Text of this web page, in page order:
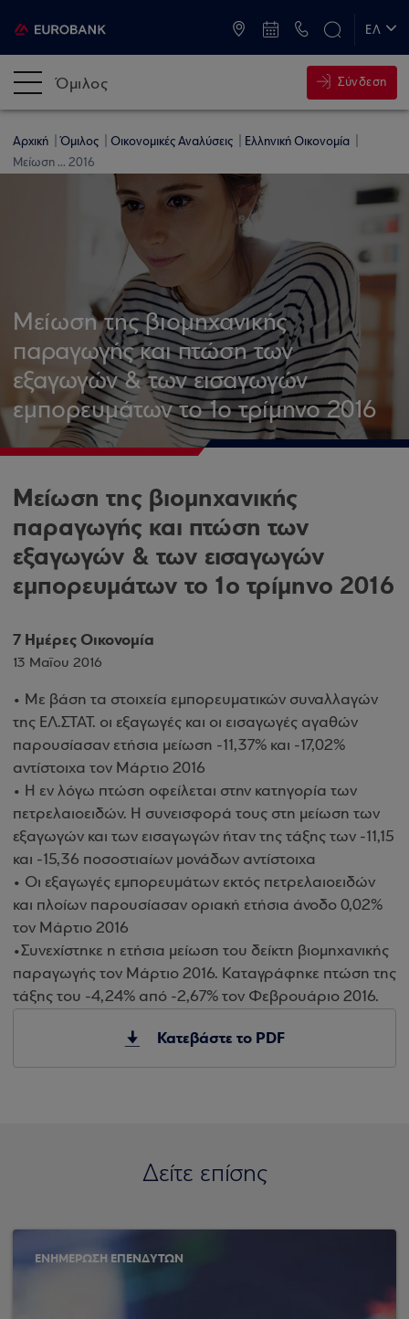
ΕΛ
Όμιλος Σύνδεση
Αρχική Όμιλος Οικονομικές Αναλύσεις
Ελληνική Οικονομία
Μείωση ... 2016
Μείωση της βιομηχανικής
παραγωγής και πτώση των
εξαγωγών & των εισαγωγών
εμπορευμάτων το 1ο τρίμηνο 2016
Μείωση της βιομηχανικής
παραγωγής και πτώση των
εξαγωγών & των εισαγωγών
εμπορευμάτων το 1ο τρίμηνο 2016
7 Ημέρες Οικονομία
13 Μαΐου 2016
• Με βάση τα στοιχεία εμπορευματικών συναλλαγών
της ΕΛ.ΣΤΑΤ. οι εξαγωγές και οι εισαγωγές αγαθών
παρουσίασαν ετήσια μείωση -11,37% και -17,02%
αντίστοιχα τον Μάρτιο 2016
• Η εν λόγω πτώση οφείλεται στην κατηγορία των
πετρελαιοειδών. Η συνεισφορά τους στη μείωση των
εξαγωγών και των εισαγωγών ήταν της τάξης των -11,15
και -15,36 ποσοστιαίων μονάδων αντίστοιχa
• Οι εξαγωγές εμπορευμάτων εκτός πετρελαιοειδών
και πλοίων παρουσίασαν οριακή ετήσια άνοδο 0,02%
τον Μάρτιο 2016
•Συνεχίστηκε η ετήσια μείωση του δείκτη βιομηχανικής
παραγωγής τον Μάρτιο 2016. Καταγράφηκε πτώση της
τάξης του -4,24% από -2,67% τον Φεβρουάριο 2016.
Κατεβάστε το PDF
Δείτε επίσης
ΕΝΗΜΕΡΩΣΗ ΕΠΕΝΔΥΤΩΝ